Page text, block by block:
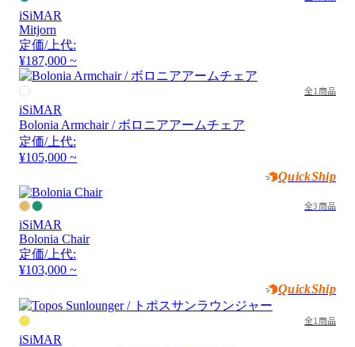
iSiMAR
Mitjorn
定価/上代:
¥187,000 ~
全1商品
iSiMAR
Bolonia Armchair / ボロニアアームチェア
定価/上代:
¥105,000 ~
QuickShip
全3商品
iSiMAR
Bolonia Chair
定価/上代:
¥103,000 ~
QuickShip
全1商品
iSiMAR